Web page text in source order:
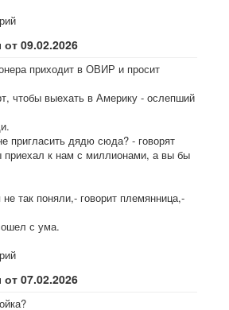
09.02.2026
приходит в ОВИР и просит
чтобы выехать в Америку - ослепший
пригласить дядю сюда? - говорят
к нам с миллионами, а вы бы
так поняли,- говорит племянница,-
с ума.
07.02.2026